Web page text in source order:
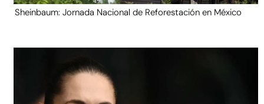
Sheinbaum: Jornada Nacional de Reforestación en México